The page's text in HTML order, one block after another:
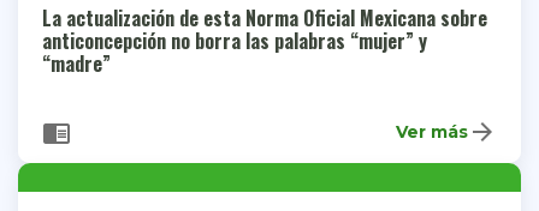
La actualización de esta Norma Oficial Mexicana sobre
anticoncepción no borra las palabras “mujer” y
“madre”
chrome_reader_mode Ver más arrow_forward